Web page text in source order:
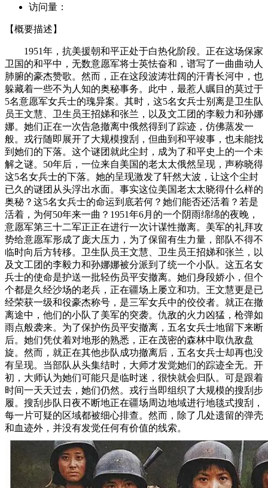
访问量：
【概要描述】
1951年，抗美援朝和平正处于白热化阶段。正在这场保家
卫国的和平中，无数意愿军将士英怯奋和，谱写了一曲曲动人
肺腑的豪杰赞歌。然而，正在这段波涛壮阔的汗青长河中，也
躲藏着一些不为人知的奥秘事务。此中，最惹人瞩目的莫过于
5名意愿军女兵士的瑰异案。其时，这5名女兵士别离是卫生队
员王文慧、卫生员王招娣和张兰，以及文工团的李毅力和孙娜
娜。她们正在一次告急撤离中俄然得到了踪迹，仿佛蒸发一
般。戎行随即展开了大规模搜刮，但曲到和平竣事，也未能找
到她们的下落。这个谜团就此尘封，成为了和平史上的一个未
解之谜。50年后，一位来自美国的老太太俄然呈现，声称晓得
这5名女兵士的下落。她的呈现激发了轩然大波，让这个尘封
已久的谜团从头浮出水面。事实这位美国老太太晓得什么样的
奥秘？这5名女兵士的命运到底若何？她们能否还活着？若是
活着，为何50年来一曲？1951年6月的一个阴雨绵绵的夜晚，
意愿军第三十二军正正在进行一次计谋性撤离。美军的礼拜攻
势给意愿军形成了庞大压力，为了保留有生力量，部队不得不
临时向后方转移。卫生队员王文慧、卫生员王招娣和张兰，以
及文工团的李毅力和孙娜娜被分派到了统一个小队。这五名女
兵士的使命是护送一批轻伤员平安撤离。她们身段娇小，但个
个都是久经沙场的老兵，正在疆场上屡立和功。王文慧更是已
经荣获一级和役豪杰称号，是三军女兵中的佼佼者。就正在撤
离途中，他们的小队了美军的突袭。仇敌的火力凶猛，枪弹如
雨点般袭来。为了保护伤员平安撤离，五名女兵士地留下来断
后。她们凭仗着对地形的熟悉，正在茂密的森林中取仇敌盘
旋。然而，就正在其他步队成功撤离后，五名女兵士却再也没
有呈现。当部队从头集结时，大师才发觉她们的踪迹全无。开
初，大师认为她们可能只是临时迷，很快就会归队。可是跟着
时间一天天过去，她们仍然。戎行当即组织了大规模的搜刮步
履。搜刮步队日夜不断地正在疆场周边地域进行地毯式搜刮，
每一片可疑的区域都被细心排查。然而，除了几处遗留的弹壳
和血迹外，并没有发觉任何有价值的线索。